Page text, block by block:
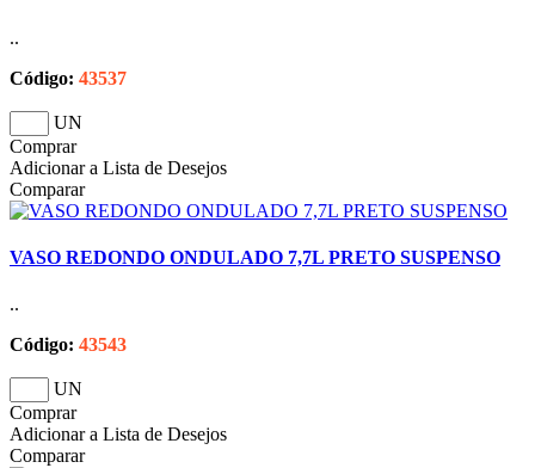
..
Código: 43537
UN
Comprar
Adicionar a Lista de Desejos
Comparar
VASO REDONDO ONDULADO 7,7L PRETO SUSPENSO
..
Código: 43543
UN
Comprar
Adicionar a Lista de Desejos
Comparar